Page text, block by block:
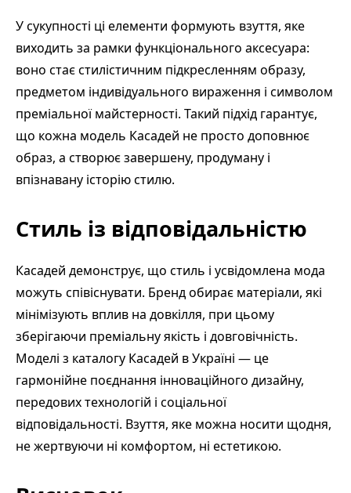
У сукупності ці елементи формують взуття, яке
виходить за рамки функціонального аксесуара:
воно стає стилістичним підкресленням образу,
предметом індивідуального вираження і символом
преміальної майстерності. Такий підхід гарантує,
що кожна модель Касадей не просто доповнює
образ, а створює завершену, продуману і
впізнавану історію стилю.
Стиль із відповідальністю
Касадей демонструє, що стиль і усвідомлена мода
можуть співіснувати. Бренд обирає матеріали, які
мінімізують вплив на довкілля, при цьому
зберігаючи преміальну якість і довговічність.
Моделі з каталогу Касадей в Україні — це
гармонійне поєднання інноваційного дизайну,
передових технологій і соціальної
відповідальності. Взуття, яке можна носити щодня,
не жертвуючи ні комфортом, ні естетикою.